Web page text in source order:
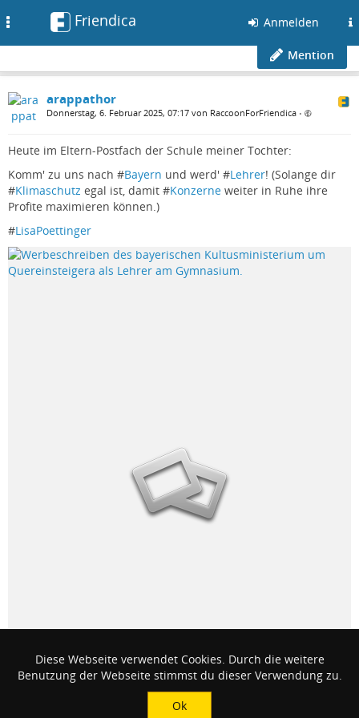
Friendica Anmelden
Mention
arappathor
Donnerstag, 6. Februar 2025, 07:17 von RaccoonForFriendica •
Heute im Eltern-Postfach der Schule meiner Tochter:
Komm' zu uns nach #Bayern und werd' #Lehrer! (Solange dir
#Klimaschutz egal ist, damit #Konzerne weiter in Ruhe ihre
Profite maximieren können.)
#LisaPoettinger
Diese Webseite verwendet Cookies. Durch die weitere
Benutzung der Webseite stimmst du dieser Verwendung zu.
Ok